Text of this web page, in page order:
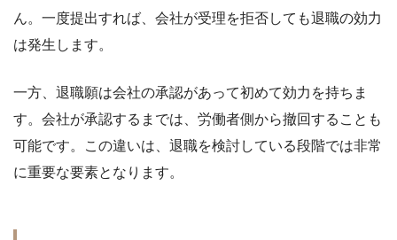
ん。一度提出すれば、会社が受理を拒否しても退職の効力
は発生します。
一方、退職願は会社の承認があって初めて効力を持ちま
す。会社が承認するまでは、労働者側から撤回することも
可能です。この違いは、退職を検討している段階では非常
に重要な要素となります。